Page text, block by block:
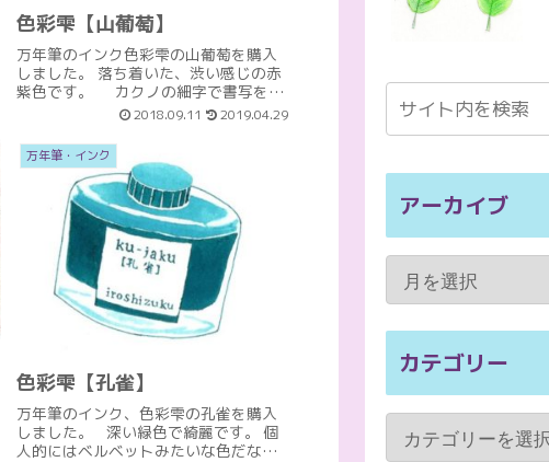
色彩雫【山葡萄】
万年筆のインク色彩雫の山葡萄を購入
しました。 落ち着いた、渋い感じの赤
紫色です。 カクノの細字で書写をす
ると、こんな感じです。 山葡萄は文字
す。 水で薄めて使うと明るくて可愛い
ピンクになります。 (...
2018.09.11 2019.04.29
万年筆・インク
色彩雫【孔雀】
万年筆のインク、色彩雫の孔雀を購入
しました。 深い緑色で綺麗です。 個
人的にはベルベットみたいな色だなと
アーカイブ
カテゴリー